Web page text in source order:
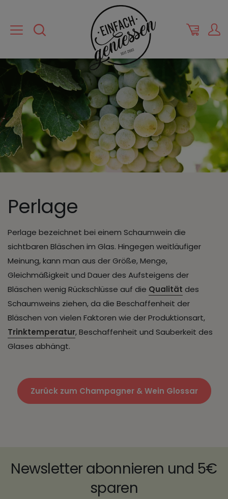
Perlage
Perlage bezeichnet bei einem Schaumwein die
sichtbaren Bläschen im Glas. Hingegen weitläufiger
Meinung, kann man aus der Größe, Menge,
Gleichmäßigkeit und Dauer des Aufsteigens der
Bläschen wenig Rückschlüsse auf die Qualität des
Schaumweins ziehen, da die Beschaffenheit der
Bläschen von vielen Faktoren wie der Produktionsart,
Trinktemperatur, Beschaffenheit und Sauberkeit des
Glases abhängt.
Zurück zum Champagner & Wein Glossar
Newsletter abonnieren und 5€
sparen